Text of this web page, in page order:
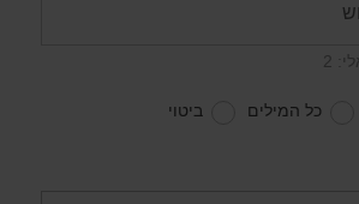
2
כל המילים ביטוי